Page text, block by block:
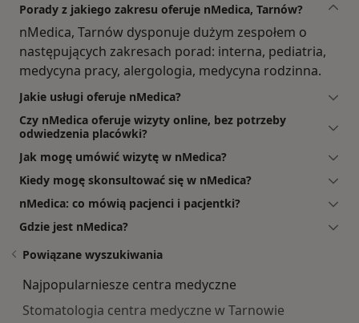
Porady z jakiego zakresu oferuje nMedica, Tarnów?
nMedica, Tarnów dysponuje dużym zespołem o
następujących zakresach porad: interna, pediatria,
medycyna pracy, alergologia, medycyna rodzinna.
Jakie usługi oferuje nMedica?
Czy nMedica oferuje wizyty online, bez potrzeby
odwiedzenia placówki?
Jak mogę umówić wizytę w nMedica?
Kiedy mogę skonsultować się w nMedica?
nMedica: co mówią pacjenci i pacjentki?
Gdzie jest nMedica?
Powiązane wyszukiwania
Najpopularniesze centra medyczne
Stomatologia centra medyczne w Tarnowie